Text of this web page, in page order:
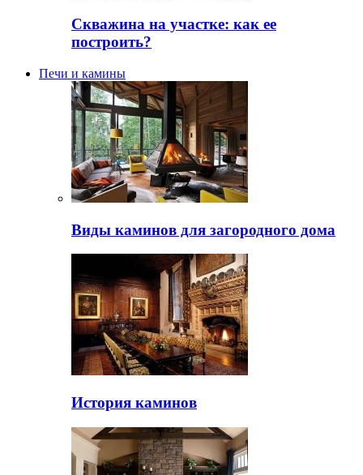
Скважина на участке: как ее
построить?
Печи и камины
Виды каминов для загородного дома
История каминов